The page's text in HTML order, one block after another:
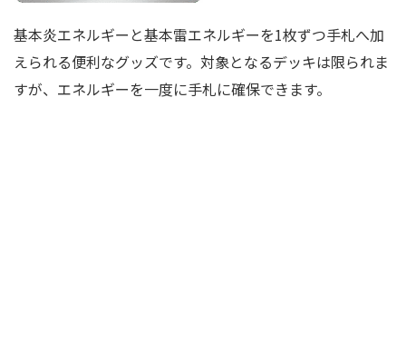
基本炎エネルギーと基本雷エネルギーを1枚ずつ手札へ加
えられる便利なグッズです。対象となるデッキは限られま
すが、エネルギーを一度に手札に確保できます。